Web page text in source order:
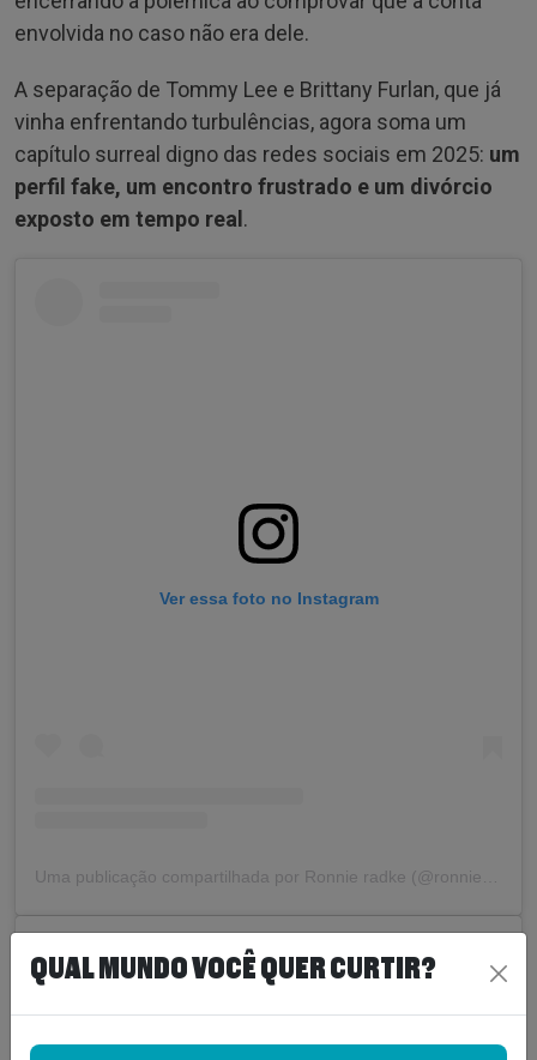
envolvida no caso não era dele.
A separação de Tommy Lee e Brittany Furlan, que já
vinha enfrentando turbulências, agora soma um
capítulo surreal digno das redes sociais em 2025: um
perfil fake, um encontro frustrado e um divórcio
exposto em tempo real.
Ver essa foto no Instagram
QUAL MUNDO VOCÊ QUER CURTIR?